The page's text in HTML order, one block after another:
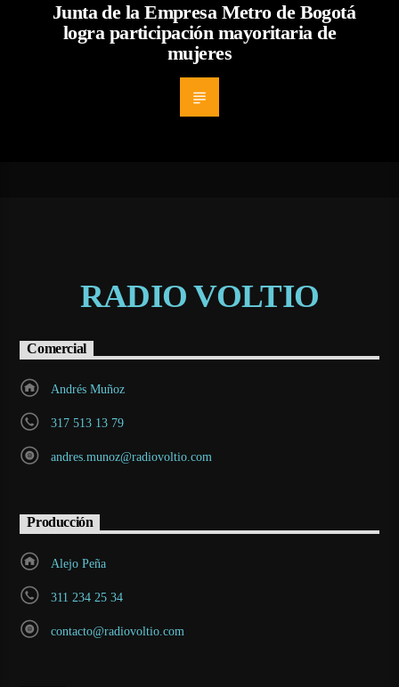
Junta de la Empresa Metro de Bogotá
logra participación mayoritaria de
mujeres
RADIO VOLTIO
Comercial
Andrés Muñoz
317 513 13 79
andres.munoz@radiovoltio.com
Producción
Alejo Peña
311 234 25 34
contacto@radiovoltio.com